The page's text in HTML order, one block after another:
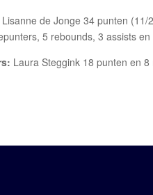
Lisanne de Jonge 34 punten
5 rebounds, 3 assists en
Laura Steggink 18 punten en